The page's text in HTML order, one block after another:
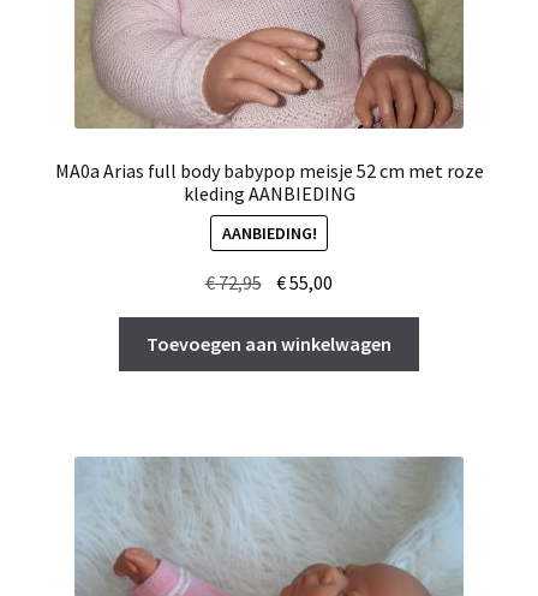
MA0a Arias full body babypop meisje 52 cm met roze
kleding AANBIEDING
AANBIEDING!
€72,95 Oorspronkelijke
was:
€ 72,95.
€55,00
is:
€ 55,00.
Toevoegen aan winkelwagen